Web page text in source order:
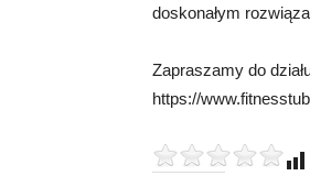
doskonałym
Zapraszamy do
https://